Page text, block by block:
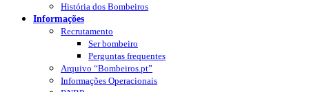
História dos Bombeiros
Informações
Recrutamento
Ser bombeiro
Perguntas frequentes
Arquivo “Bombeiros.pt”
Informações Operacionais